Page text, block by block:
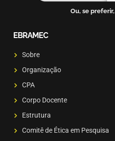
Ou, se preferir,
EBRAMEC
Sobre
Organização
CPA
Corpo Docente
Estrutura
Comitê de Ética em Pesquisa